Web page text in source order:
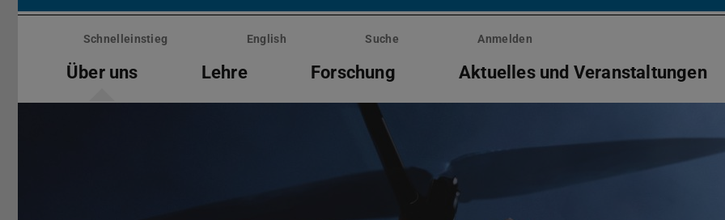
Menü
überspringenSchnelleinstieg English Suche Anmelden
Über uns Lehre Forschung Aktuelles und Veranstaltungen